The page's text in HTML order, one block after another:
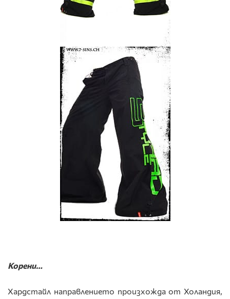
Корени…
Хардстайл направлението произхожда от Холандия,